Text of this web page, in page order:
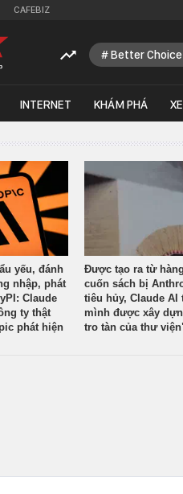
CAFEBIZ
Better
INTERNET KHÁM PHÁ
yếu, đánh
nhập, phát
Claude
ty thật
phát hiện
Được tạo ra từ
cuốn sách bị
tiêu hủy, Claude AI
mình được xây
tro tàn của thư